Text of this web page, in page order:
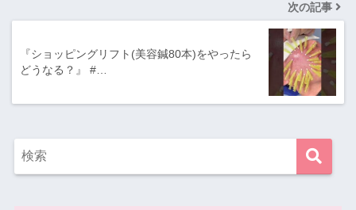
次の記事
『ショッピングリフト(美容鍼80本)をやったら
どうなる？』 #…